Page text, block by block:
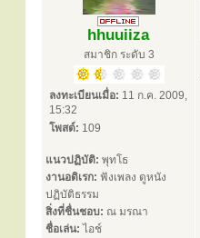
hhuuiiza
สมาชิก ระดับ 3
ลงทะเบียนเมื่อ: 11 ก.ค. 2009,
15:32
โพสต์: 109
แนวปฏิบัติ: พุทโธ
งานอดิเรก: ฟังเพลง ดูหนัง
ปฏิบัติธรรม
สิ่งที่ชื่นชอบ: ณ มรณา
ชื่อเล่น: ไอช์